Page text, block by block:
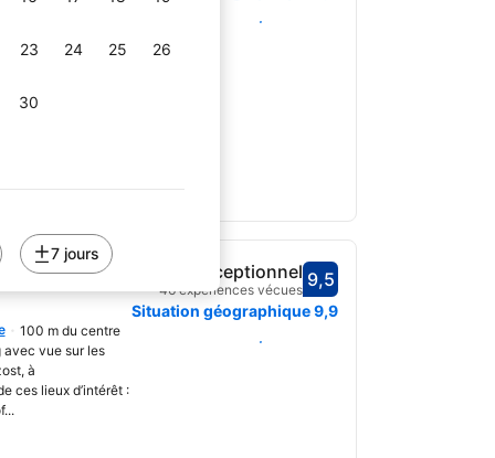
23 24 25 26
30
7 jours
à seulement 14
Choisir des dates
avec vue
100 m du centre
avec vue sur les
à
ces lieux d’intérêt :
Avec une note de 9,5
9,5
Exceptionnel
46 expériences vécues
Situation géographique9,9
Choisir des dates